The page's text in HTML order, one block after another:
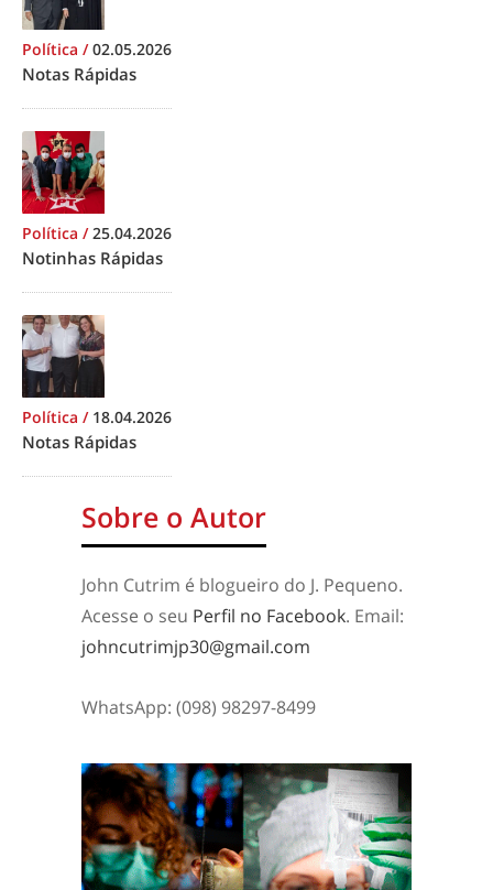
Política /02.05.2026
Notas Rápidas
Política /25.04.2026
Notinhas Rápidas
Política / 18.04.2026
Notas Rápidas
Sobre o Autor
John Cutrim é blogueiro do J. Pequeno.
Acesse o seu Perfil no Facebook. Email:
johncutrimjp30@gmail.com
WhatsApp: (098) 98297-8499